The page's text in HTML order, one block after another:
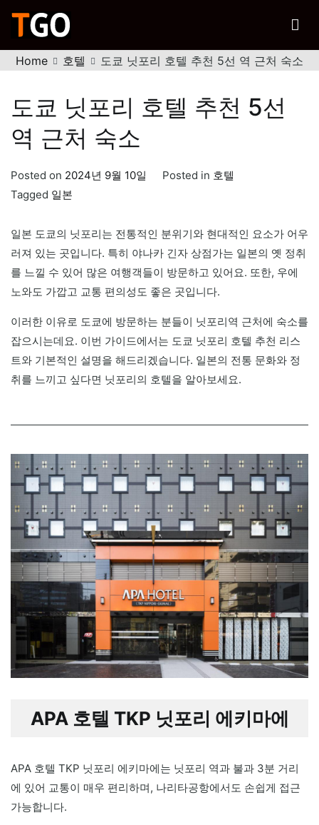
content
티고
행복한 여행을 위한 노하우
Home 호텔 도쿄 닛포리 호텔 추천 5선 역 근처 숙소
도쿄 닛포리 호텔 추천 5선
역 근처 숙소
Posted on 2024년 9월 10일 Posted in 호텔
Tagged 일본
일본 도쿄의 닛포리는 전통적인 분위기와 현대적인 요소가 어우
러져 있는 곳입니다. 특히 야나카 긴자 상점가는 일본의 옛 정취
를 느낄 수 있어 많은 여행객들이 방문하고 있어요. 또한, 우에
노와도 가깝고 교통 편의성도 좋은 곳입니다.
이러한 이유로 도쿄에 방문하는 분들이 닛포리역 근처에 숙소를
잡으시는데요. 이번 가이드에서는 도쿄 닛포리 호텔 추천 리스
트와 기본적인 설명을 해드리겠습니다. 일본의 전통 문화와 정
취를 느끼고 싶다면 닛포리의 호텔을 알아보세요.
APA 호텔 TKP 닛포리 에키마에
APA 호텔 TKP 닛포리 에키마에는 닛포리 역과 불과 3분 거리
에 있어 교통이 매우 편리하며, 나리타공항에서도 손쉽게 접근
가능합니다.